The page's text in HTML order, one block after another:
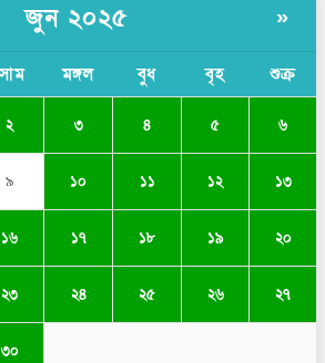
জুন ২০২৫ »
মঙ্গল বুধ বৃহ শুক্র
২ ৩ ৪ ৫ ৬
৯ ১০ ১১ ১২ ১৩
১৬ ১৭ ১৮ ১৯ ২০
২৩ ২৪ ২৫ ২৬ ২৭
৩০